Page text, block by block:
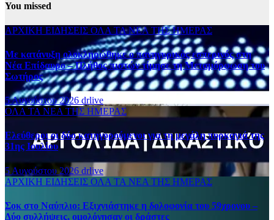
You missed
ΑΡΧΙΚΗ ΕΙΔΗΣΕΙΣ ΟΛΑ ΤΑ ΝΕΑ ΤΗΣ ΗΜΕΡΑΣ
Με κατάνυξη ολοκληρώθηκε ο πανηγυρικός εσπερινός στη
Νέα Επίδαυρο – Πλήθος πιστών τίμησε τη Μεταμόρφωση του
Σωτήρος
5 Αυγούστου 2026 drlive
ΟΛΑ ΤΑ ΝΕΑ ΤΗΣ ΗΜΕΡΑΣ
Ελεύθεροι οι δύο κατηγορούμενοι για τη μεγάλη πυρκαγιά της
31ης Ιουλίου
5 Αυγούστου 2026 drlive
ΑΡΧΙΚΗ ΕΙΔΗΣΕΙΣ ΟΛΑ ΤΑ ΝΕΑ ΤΗΣ ΗΜΕΡΑΣ
Σοκ στο Ναύπλιο: Εξιχνιάστηκε η δολοφονία του 59χρονου –
Δύο συλλήψεις, ομολόγησαν οι δράστες